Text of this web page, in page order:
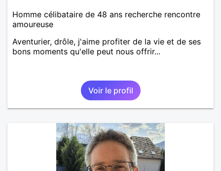
Homme célibataire de 48 ans recherche rencontre
amoureuse
Aventurier, drôle, j'aime profiter de la vie et de ses
bons moments qu'elle peut nous offrir...
Voir le profil